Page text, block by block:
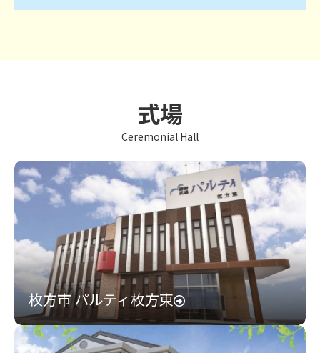
式場
Ceremonial Hall
枚方市 パルティ枚方東